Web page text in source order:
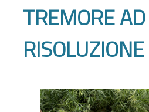
TREMORE
RISOLUZIONE